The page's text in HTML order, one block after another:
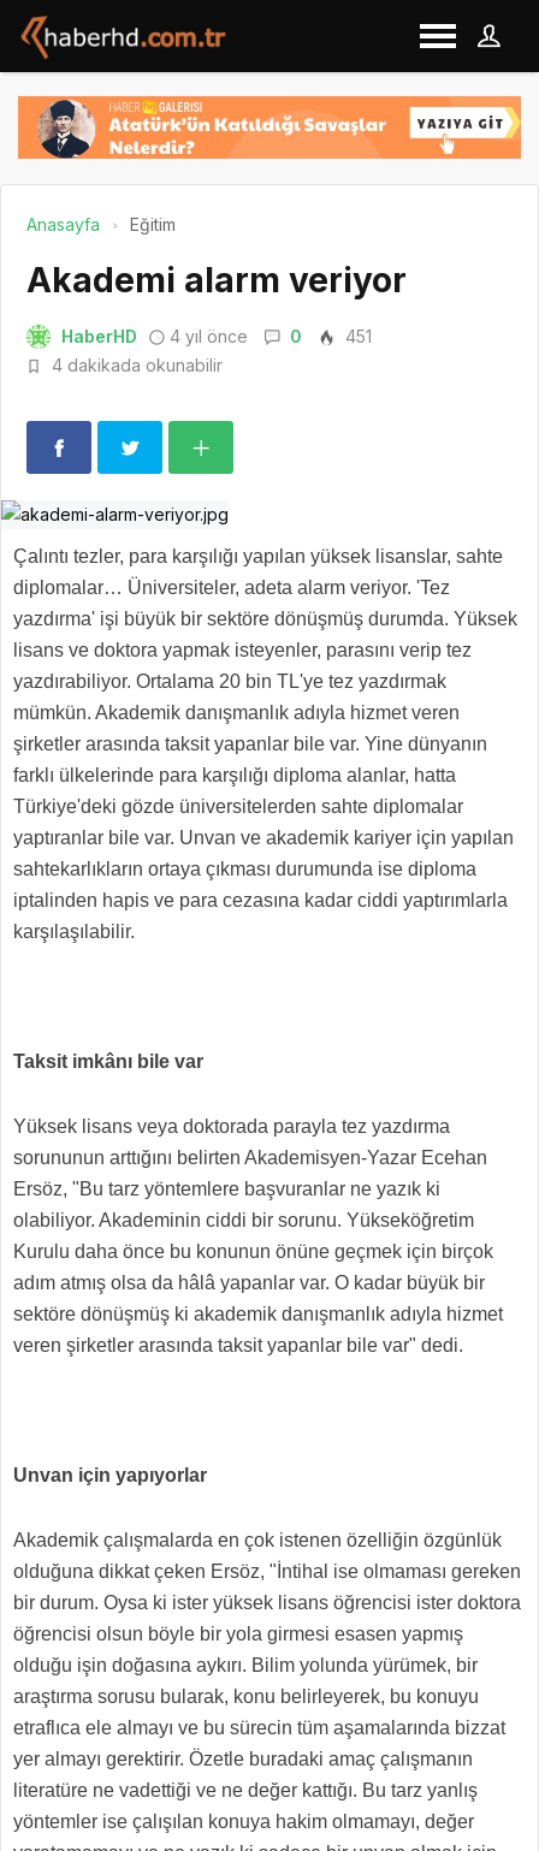
Anasayfa Eğitim
Akademi alarm veriyor
HaberHD 4 yıl önce 0
451
4 dakikada okunabilir
Çalıntı tezler, para karşılığı yapılan yüksek lisanslar, sahte
diplomalar… Üniversiteler, adeta alarm veriyor. 'Tez
yazdırma' işi büyük bir sektöre dönüşmüş durumda. Yüksek
lisans ve doktora yapmak isteyenler, parasını verip tez
yazdırabiliyor. Ortalama 20 bin TL'ye tez yazdırmak
mümkün. Akademik danışmanlık adıyla hizmet veren
şirketler arasında taksit yapanlar bile var. Yine dünyanın
farklı ülkelerinde para karşılığı diploma alanlar, hatta
Türkiye'deki gözde üniversitelerden sahte diplomalar
yaptıranlar bile var. Unvan ve akademik kariyer için yapılan
sahtekarlıkların ortaya çıkması durumunda ise diploma
iptalinden hapis ve para cezasına kadar ciddi yaptırımlarla
karşılaşılabilir.
Taksit imkânı bile var
Yüksek lisans veya doktorada parayla tez yazdırma
sorununun arttığını belirten Akademisyen-Yazar Ecehan
Ersöz, "Bu tarz yöntemlere başvuranlar ne yazık ki
olabiliyor. Akademinin ciddi bir sorunu. Yükseköğretim
Kurulu daha önce bu konunun önüne geçmek için birçok
adım atmış olsa da hâlâ yapanlar var. O kadar büyük bir
sektöre dönüşmüş ki akademik danışmanlık adıyla hizmet
veren şirketler arasında taksit yapanlar bile var" dedi.
Unvan için yapıyorlar
Akademik çalışmalarda en çok istenen özelliğin özgünlük
olduğuna dikkat çeken Ersöz, "İntihal ise olmaması gereken
bir durum. Oysa ki ister yüksek lisans öğrencisi ister doktora
öğrencisi olsun böyle bir yola girmesi esasen yapmış
olduğu işin doğasına aykırı. Bilim yolunda yürümek, bir
araştırma sorusu bularak, konu belirleyerek, bu konuyu
etraflıca ele almayı ve bu sürecin tüm aşamalarında bizzat
yer almayı gerektirir. Özetle buradaki amaç çalışmanın
literatüre ne vadettiği ve ne değer kattığı. Bu tarz yanlış
yöntemler ise çalışılan konuya hakim olmamayı, değer